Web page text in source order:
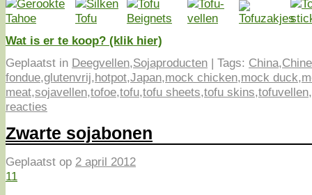
Wat is er te koop? (klik hier)
Geplaatst in Deegvellen,Sojaproducten | Tags: China,
fondue,glutenvrij,hotpot,Japan,mock chicken,mock duck,
meat,sojavellen,tofoe,tofu,tofu sheets,tofu skins,tofuvellen,
reacties
Zwarte sojabonen
Geplaatst op 2 april 2012
11